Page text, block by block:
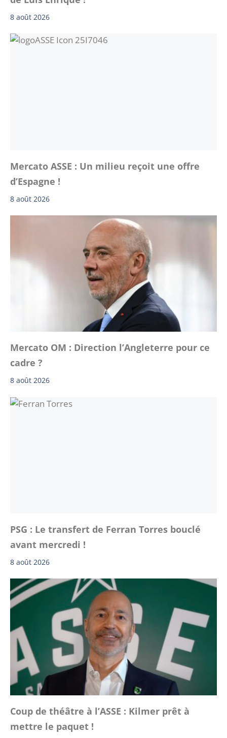
8 août 2026
Mercato ASSE : Un milieu reçoit une offre
d’Espagne !
8 août 2026
Mercato OM : Direction l’Angleterre pour ce
cadre ?
8 août 2026
PSG : Le transfert de Ferran Torres bouclé
avant mercredi !
8 août 2026
Coup de théâtre à l’ASSE : Kilmer prêt à
mettre le paquet !